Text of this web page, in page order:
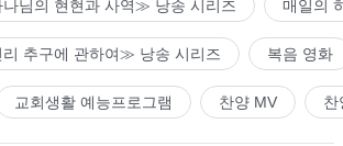
님의 현현과 사역≫ 낭송 시리즈 매일의
추구에 관하여≫ 낭송 시리즈 복음 영화
교회생활 예능프로그램 찬양 MV 찬